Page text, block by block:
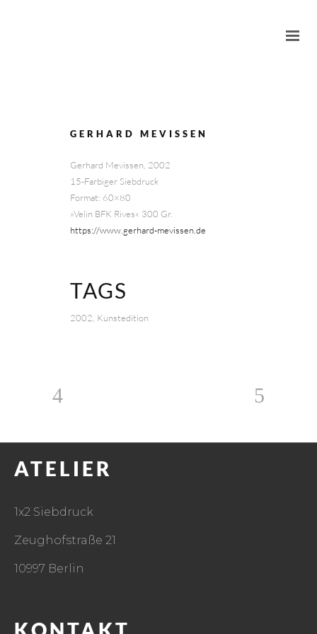
GERHARD MEVISSEN
Gerhard Mevissen, 2002
15-Farbiger Siebdruck
Format: 60×80
»Velin BFK Rives« 300 Gr.
https://www.gerhard-mevissen.de
TAGS
2002, Kunstedition
ATELIER
1x2 Siebdruck
Zeughofstraße 21
10997 Berlin